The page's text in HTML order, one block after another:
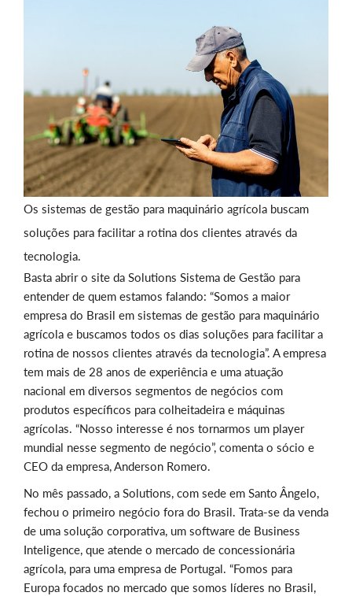
Os sistemas de gestão para maquinário agrícola buscam
soluções para facilitar a rotina dos clientes através da
tecnologia.
Basta abrir o site da Solutions Sistema de Gestão para
entender de quem estamos falando: “Somos a maior
empresa do Brasil em sistemas de gestão para maquinário
agrícola e buscamos todos os dias soluções para facilitar a
rotina de nossos clientes através da tecnologia”. A empresa
tem mais de 28 anos de experiência e uma atuação
nacional em diversos segmentos de negócios com
produtos específicos para colheitadeira e máquinas
agrícolas. “Nosso interesse é nos tornarmos um player
mundial nesse segmento de negócio”, comenta o sócio e
CEO da empresa, Anderson Romero.
No mês passado, a Solutions, com sede em Santo Ângelo,
fechou o primeiro negócio fora do Brasil. Trata-se da venda
de uma solução corporativa, um software de Business
Inteligence, que atende o mercado de concessionária
agrícola, para uma empresa de Portugal. “Fomos para
Europa focados no mercado que somos líderes no Brasil,